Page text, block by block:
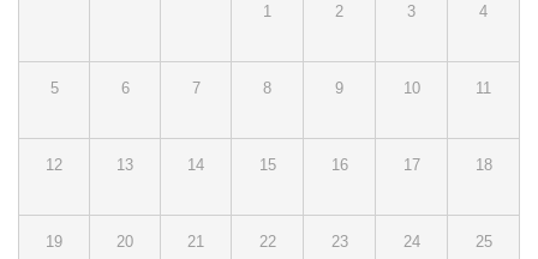
1 2 3 4
5 6 7 8 9 10 11
12 13 14 15 16 17 18
19 20 21 22 23 24 25